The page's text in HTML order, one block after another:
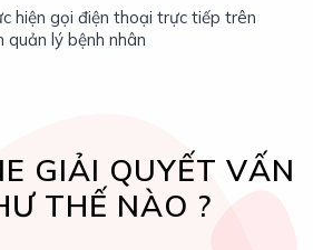
hiện gọi điện thoại trực tiếp trên
quản lý bệnh nhân
GIẢI QUYẾT VẤN
THẾ NÀO ?